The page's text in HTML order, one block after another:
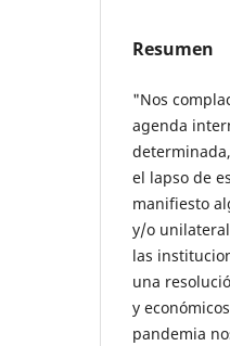
Resumen
"Nos
agenda
el lapso de
manifiesto
y/o
las
una
y
pandemia